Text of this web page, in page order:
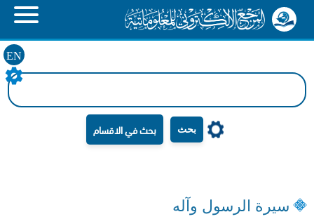
EN
بحث
سيرة الرسول وآله